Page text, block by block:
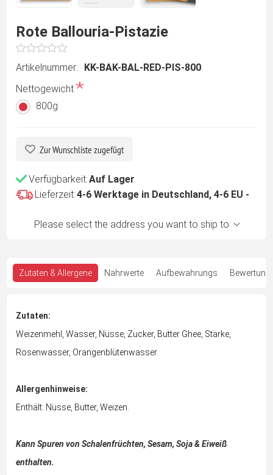
Rote Ballouria-Pistazie
Artikelnummer:
KK-BAK-BAL-RED-PIS-800
Nettogewicht*
800g
Zur Wunschliste zugefügt
Verfügbarkeit:Auf Lager
Lieferzeit:4-6 Werktage in Deutschland, 4-6 EU -
Please select the address you want to ship to
Zutaten & Allergene Nährwerte Aufbewahrungs
Zutaten:
Weizenmehl, Wasser, Nüsse, Zucker, Butter Ghee, Stärke,
Rosenwasser, Orangenblütenwasser.
Allergenhinweise:
Enthält: Nüsse, Butter, Weizen.
Kann Spuren von Schalenfrüchten, Sesam, Soja & Eiweiß
enthalten.